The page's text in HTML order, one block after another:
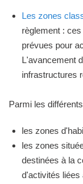
Les zones
règlement :
prévues pour
L'avancement
infrastructures
Parmi les
les zones
les zones
destinées à la
d'activités liées